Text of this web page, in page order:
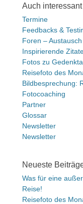
Auch interessant
Termine
Feedbacks &
Foren – Austausch
Inspirierende
Fotos zu
Reisefoto des
Bildbesprechung:
Fotocoaching
Partner
Glossar
Newsletter
Newsletter
Neueste
Was für eine
Reise!
Reisefoto des